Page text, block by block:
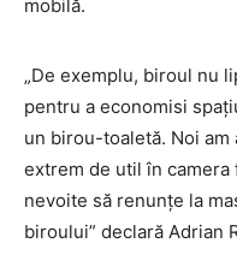
mobilă.
„De exemplu, biroul nu
pentru a economisi
un birou-toaletă. Noi
extrem de util în
nevoite să renunțe la
biroului” declară Adrian